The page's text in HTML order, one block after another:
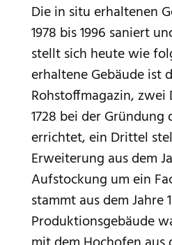
Die in situ erhaltenen
1978 bis 1996 saniert
stellt sich heute wie
erhaltene Gebäude ist
Rohstoffmagazin,
1728 bei der Gründung
errichtet, ein Drittel
Erweiterung aus dem
Aufstockung um ein
stammt aus dem Jahre
Produktionsgebäude